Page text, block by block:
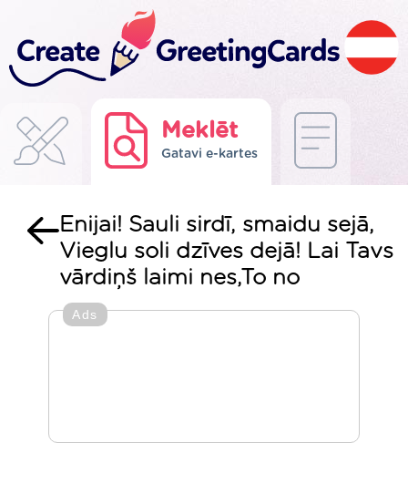
Meklēt
Gatavi e-kartes
Enijai! Sauli sirdī, smaidu sejā,
Vieglu soli dzīves dejā! Lai Tavs
vārdiņš laimi nes,To no
Ads